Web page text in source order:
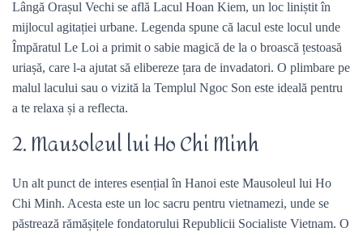
Lângă Orașul Vechi se află Lacul Hoan Kiem, un loc liniștit în
mijlocul agitației urbane. Legenda spune că lacul este locul unde
Împăratul Le Loi a primit o sabie magică de la o broască țestoasă
uriașă, care l-a ajutat să elibereze țara de invadatori. O plimbare pe
malul lacului sau o vizită la Templul Ngoc Son este ideală pentru
a te relaxa și a reflecta.
2. Mausoleul lui Ho Chi Minh
Un alt punct de interes esențial în Hanoi este Mausoleul lui Ho
Chi Minh. Acesta este un loc sacru pentru vietnamezi, unde se
păstrează rămășițele fondatorului Republicii Socialiste Vietnam. O